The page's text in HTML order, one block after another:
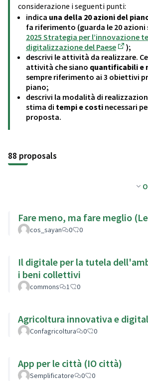
considerazione i seguenti punti:
indica una della 20 azioni del
fa riferimento (guarda le 20
2025 Strategia per l’innovazione
digitalizzazione del Paese
);
descrivi le attività da realizzare.
attività che siano quantificabili e
sempre riferimento ai 3 obiettivi
piano;
descrivi la modalità di
stima di tempi e costi necessari
proposta.
88 proposals
Fare meno, ma fare meglio
cos_sayan 0 0
Il digitale per la tutela
i beni collettivi
commons 1 0
Agricoltura innovativa e
Confagricoltura 0 0
App per le città (IO città)
Semplificatore 0 0